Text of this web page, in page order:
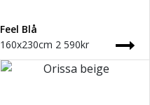
Feel Blå
160x230cm 2 590kr